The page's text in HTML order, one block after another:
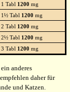
Tabl 1200 mg
Tabl 1200 mg
Tabl 1200 mg
Tabl 1200 mg
Tabl 1200 mg
anderes
daher für
und Katzen.